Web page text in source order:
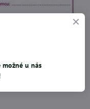
u nás